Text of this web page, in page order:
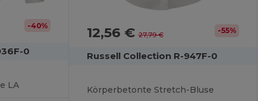
-40%
0
LA
12,56 €27,79 € -55%
Russell Collection R-947F-0
Körperbetonte Stretch-Bluse